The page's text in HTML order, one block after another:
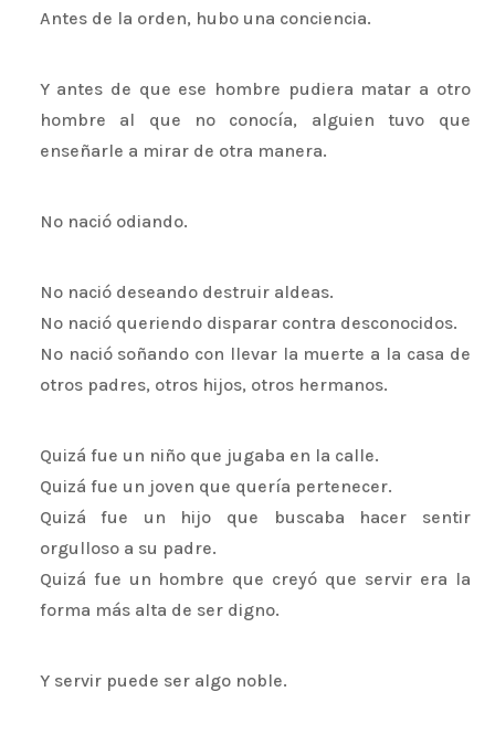
Antes de la orden, hubo una conciencia.
Y antes de que ese hombre pudiera matar a otro
hombre al que no conocía, alguien tuvo que
enseñarle a mirar de otra manera.
No nació odiando.
No nació deseando destruir aldeas.
No nació queriendo disparar contra desconocidos.
No nació soñando con llevar la muerte a la casa de
otros padres, otros hijos, otros hermanos.
Quizá fue un niño que jugaba en la calle.
Quizá fue un joven que quería pertenecer.
Quizá fue un hijo que buscaba hacer sentir
orgulloso a su padre.
Quizá fue un hombre que creyó que servir era la
forma más alta de ser digno.
Y servir puede ser algo noble.